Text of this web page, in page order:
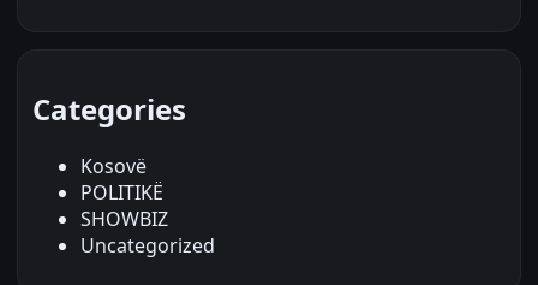
Categories
Kosovë
POLITIKË
SHOWBIZ
Uncategorized